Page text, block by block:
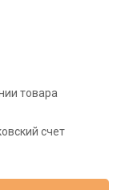
товара
счет